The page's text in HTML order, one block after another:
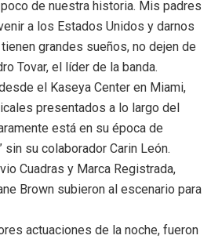
de nuestra historia. Mis padres
a los Estados Unidos y darnos
grandes sueños, no dejen de
Tovar, el líder de la banda.
el Kaseya Center en Miami,
presentados a lo largo del
está en su época de
su colaborador Carin León.
Cuadras y Marca Registrada,
Brown subieron al escenario para
actuaciones de la noche, fueron